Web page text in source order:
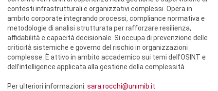
contesti infrastrutturali e organizzativi complessi. Opera in
ambito corporate integrando processi, compliance normativa e
metodologie di analisi strutturata per rafforzare resilienza,
affidabilità e capacità decisionale. Si occupa di prevenzione delle
criticità sistemiche e governo del rischio in organizzazioni
complesse. È attivo in ambito accademico sui temi dell’OSINT e
dell’intelligence applicata alla gestione della complessità.
Per ulteriori informazioni: sara.rocchi@unimib.it